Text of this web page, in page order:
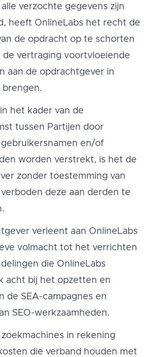
verzochte gegevens zijn
heeft OnlineLabs het recht de
de opdracht op te schorten
de vertraging voortvloeiende
aan de opdrachtgever in
brengen.
het kader van de
tussen Partijen door
gebruikersnamen en/of
worden verstrekt, is het de
zonder toestemming van
deze aan derden te
verleent aan OnlineLabs
volmacht tot het verrichten
die OnlineLabs
acht bij het opzetten en
de SEA-campagnes en
SEO-werkzaamheden.
in rekening
die verband houden met